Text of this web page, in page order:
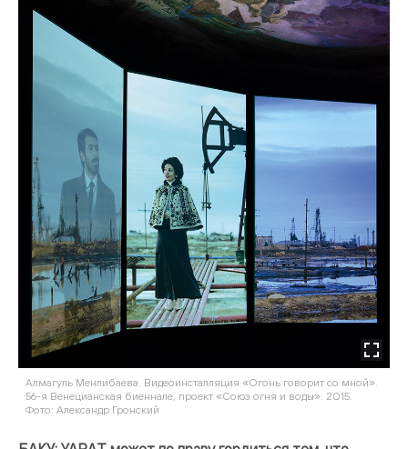
Алмагуль Менлибаева. Видеоинсталляция «Огонь говорит со мной».
56-я Венецианская биеннале, проект «Союз огня и воды». 2015.
Фото: Александр Гронский